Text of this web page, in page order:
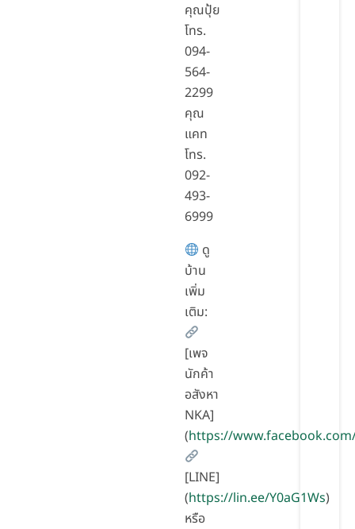
คุณปุ้ย
โทร.
094-
564-
2299
คุณ
แคท
โทร.
092-
493-
6999
ดู
บ้าน
เพิ่ม
เติม:
[เพจ
นักค้า
อสังหา
NKA]
(https://
[LINE]
(https://lin.ee/Y0aG1Ws)
หรือ